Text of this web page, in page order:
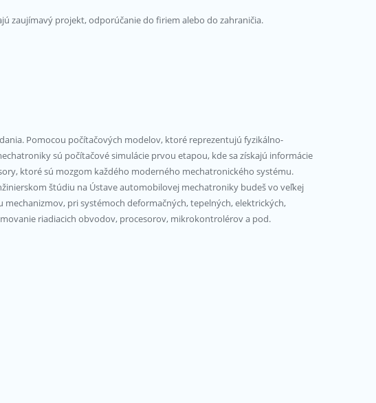
zaujímavý projekt, odporúčanie do firiem alebo do zahraničia.
Pomocou počítačových modelov, ktoré reprezentujú fyzikálno-
sú počítačové simulácie prvou etapou, kde sa získajú informácie
ktoré sú mozgom každého moderného mechatronického systému.
štúdiu na Ústave automobilovej mechatroniky budeš vo veľkej
pri systémoch deformačných, tepelných, elektrických,
riadiacich obvodov, procesorov, mikrokontrolérov a pod.